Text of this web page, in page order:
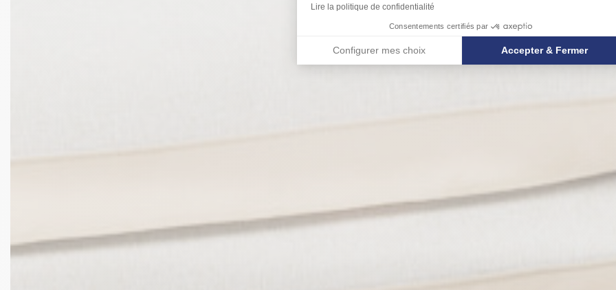
Lire la politique de confidentialité
Consentements certifiés par
Configurer mes choix Accepter & Fermer